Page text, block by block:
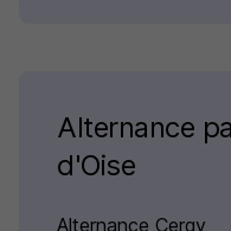
Alternance
d'Oise
Alternance Cergy